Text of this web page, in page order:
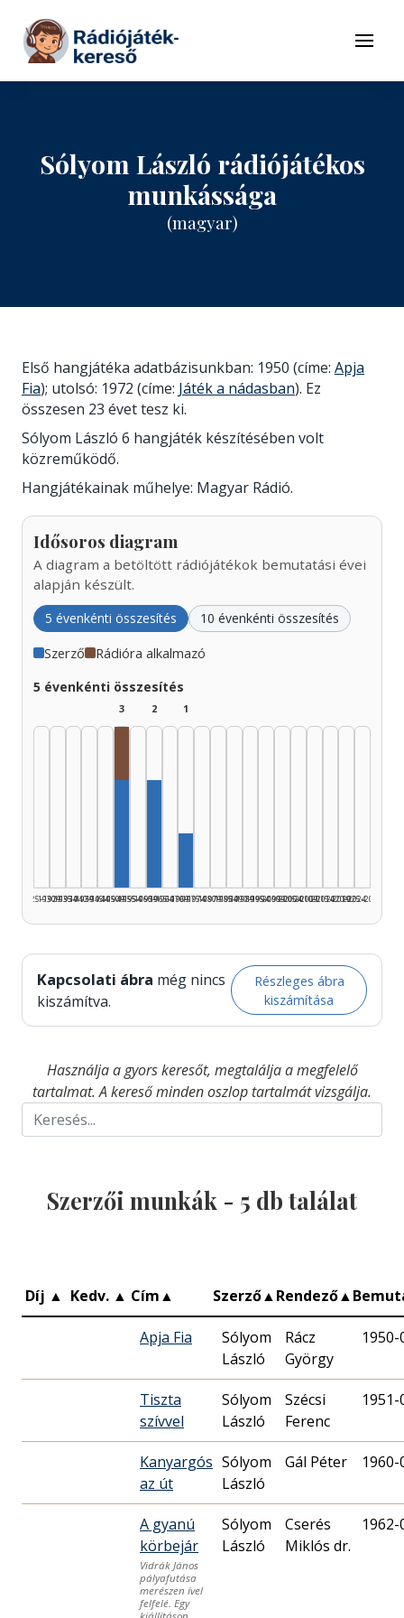
Tovább a tartalomhoz
Menü
Sólyom László rádiójátékos
munkássága
(magyar)
Első hangjátéka adatbázisunkban: 1950 (címe: Apja
Fia); utolsó: 1972 (címe: Játék a nádasban). Ez
összesen 23 évet tesz ki.
Sólyom László 6 hangjáték készítésében volt
közreműködő.
Hangjátékainak műhelye: Magyar Rádió.
Idősoros diagram
A diagram a betöltött rádiójátékok bemutatási évei
alapján készült.
5 évenkénti összesítés 10 évenkénti összesítés
Szerző Rádióra alkalmazó
5 évenkénti összesítés
1925–1929
1930–1934
1935–1939
1940–1944
1945–1949
3
1950–1954
1955–1959
2
1960–1964
1965–1969
1
1970–1974
1975–1979
1980–1984
1985–1989
1990–1994
1995–1999
2000–2004
2005–2009
2010–2014
2015–2019
2020–2024
2025–2026
Kapcsolati ábra még nincs
kiszámítva.
Részleges ábra
kiszámítása
Használja a gyors keresőt, megtalálja a megfelelő
tartalmat. A kereső minden oszlop tartalmát vizsgálja.
Szerzői munkák - 5 db találat
Díj ▲ Kedv. ▲ Cím▲ Szerző▲Rendező▲
Apja Fia
Sólyom
László
Rácz
György
Tiszta
szívvel
Sólyom
László
Szécsi
Ferenc
Kanyargós
az út
Sólyom
László
Gál Péter
A gyanú
körbejár
Vidrák János
pályafutása
merészen ível
felfelé. Egy
Sólyom
László
Cserés
Miklós dr.